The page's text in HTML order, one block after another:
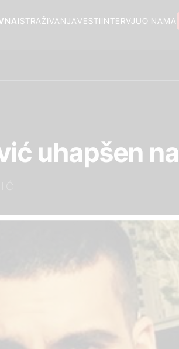
O NAMA
INTERVJU
VESTI
ISTRAŽIVANJA
uhapšen